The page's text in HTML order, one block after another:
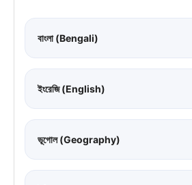
বাংলা (Bengali)
ইংরেজি (English)
ভূগোল (Geography)